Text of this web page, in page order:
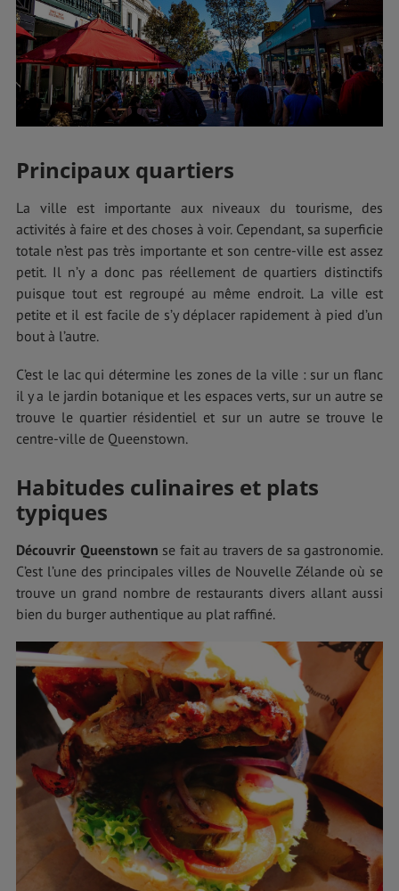
Principaux quartiers
La ville est importante aux niveaux du tourisme, des
activités à faire et des choses à voir. Cependant, sa superficie
totale n’est pas très importante et son centre-ville est assez
petit. Il n’y a donc pas réellement de quartiers distinctifs
puisque tout est regroupé au même endroit. La ville est
petite et il est facile de s’y déplacer rapidement à pied d’un
bout à l’autre.
C’est le lac qui détermine les zones de la ville : sur un flanc
il y a le jardin botanique et les espaces verts, sur un autre se
trouve le quartier résidentiel et sur un autre se trouve le
centre-ville de Queenstown.
Habitudes culinaires et plats
typiques
Découvrir Queenstown se fait au travers de sa gastronomie.
C’est l’une des principales villes de Nouvelle Zélande où se
trouve un grand nombre de restaurants divers allant aussi
bien du burger authentique au plat raffiné.